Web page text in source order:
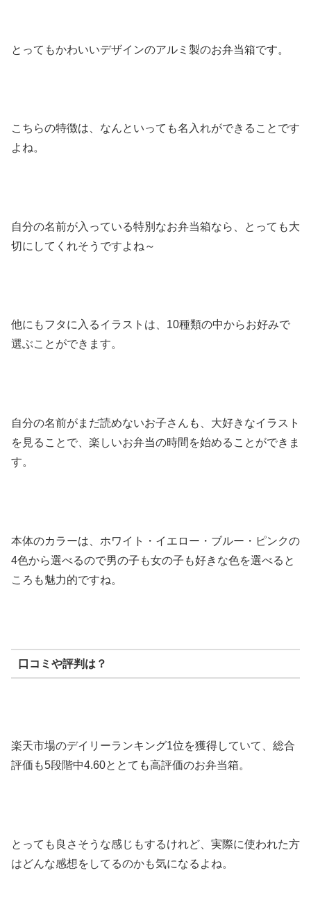
とってもかわいいデザインのアルミ製のお弁当箱です。
こちらの特徴は、なんといっても名入れができることです
よね。
自分の名前が入っている特別なお弁当箱なら、とっても大
切にしてくれそうですよね～
他にもフタに入るイラストは、10種類の中からお好みで
選ぶことができます。
自分の名前がまだ読めないお子さんも、大好きなイラスト
を見ることで、楽しいお弁当の時間を始めることができま
す。
本体のカラーは、ホワイト・イエロー・ブルー・ピンクの
4色から選べるので男の子も女の子も好きな色を選べると
ころも魅力的ですね。
口コミや評判は？
楽天市場のデイリーランキング1位を獲得していて、総合
評価も5段階中4.60ととても高評価のお弁当箱。
とっても良さそうな感じもするけれど、実際に使われた方
はどんな感想をしてるのかも気になるよね。